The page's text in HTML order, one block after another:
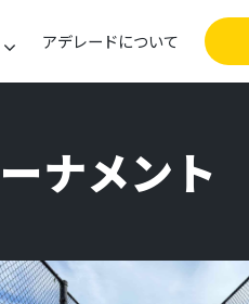
アデレードについて
ナメント